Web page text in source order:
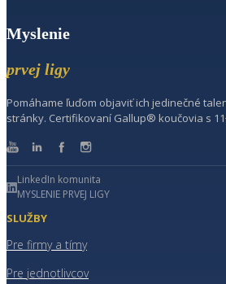
Myslenie
prvej ligy
Pomáhame ľuďom objaviť ich jedinečné
stránky. Certifikovaní Gallup® koučovia s
LinkedIn komunita
MYSLENIE PRVEJ LIGY
SLUŽBY
Pre firmy a tímy
Pre jednotlivcov